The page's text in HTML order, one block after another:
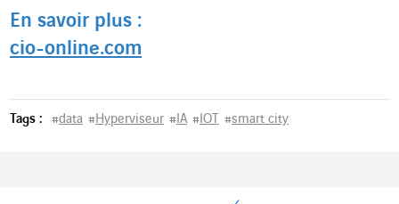
En savoir plus :
cio-online.com
Tags : #data #Hyperviseur # IA # IOT #smart city